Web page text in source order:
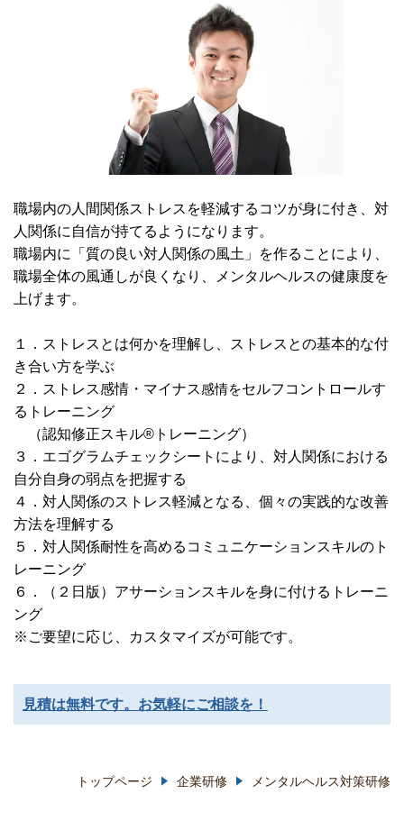
職場内の人間関係ストレスを軽減するコツが身に付き、対
人関係に自信が持てるようになります。
職場内に「質の良い対人関係の風土」を作ることにより、
職場全体の風通しが良くなり、メンタルヘルスの健康度を
上げます。
１．ストレスとは何かを理解し、ストレスとの基本的な付
き合い方を学ぶ
２．ストレス感情・マイナス感情をセルフコントロールす
るトレーニング
（認知修正スキル®トレーニング）
３．エゴグラムチェックシートにより、対人関係における
自分自身の弱点を把握する
４．対人関係のストレス軽減となる、個々の実践的な改善
方法を理解する
５．対人関係耐性を高めるコミュニケーションスキルのト
レーニング
６．（２日版）アサーションスキルを身に付けるトレーニ
ング
※ご要望に応じ、カスタマイズが可能です。
見積は無料です。お気軽にご相談を！
トップページ 企業研修 メンタルヘルス対策研修